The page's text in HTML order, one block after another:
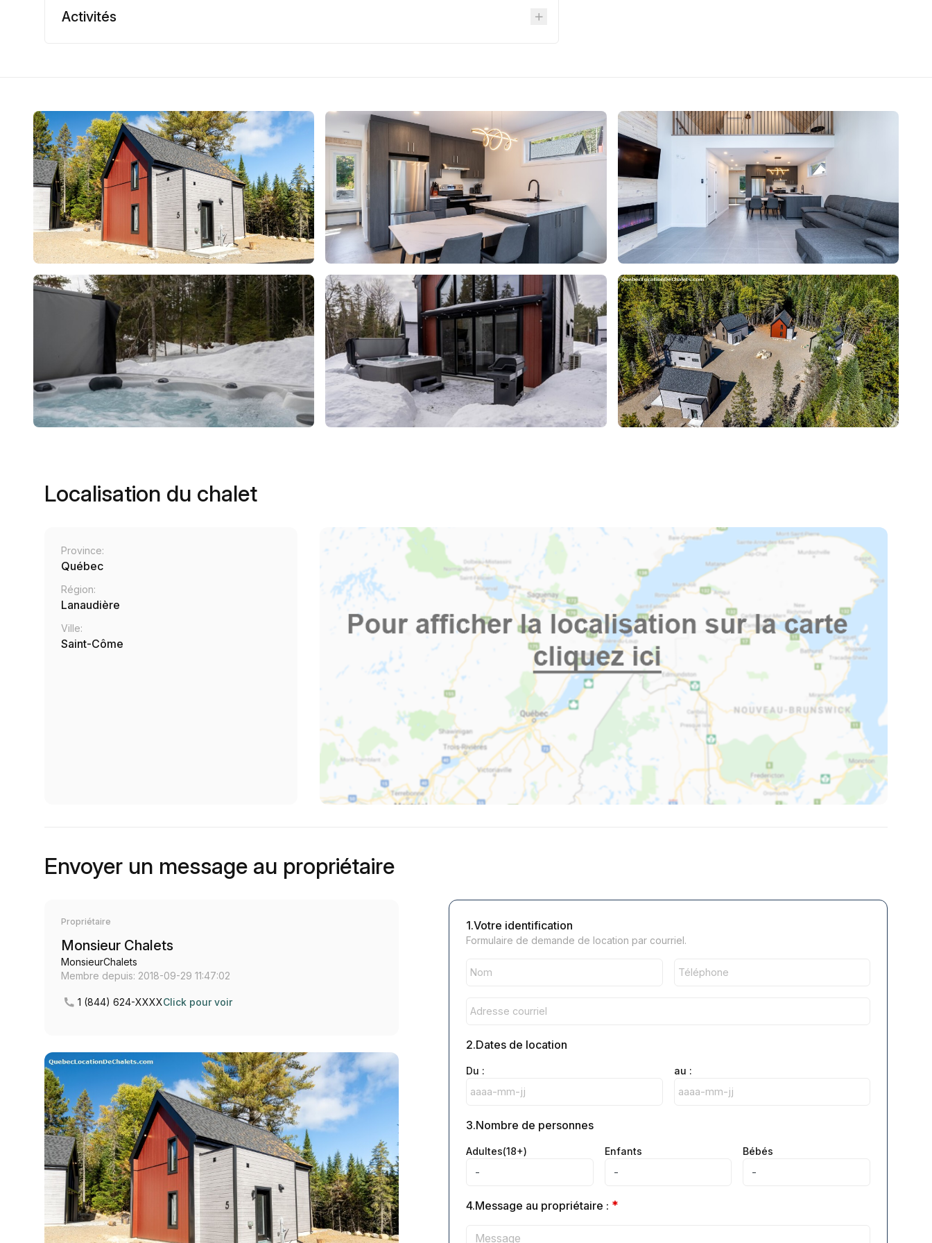
Activités
Localisation du chalet
Province:
Québec
Région:
Lanaudière
Ville:
Saint-Côme
Envoyer un message au propriétaire
Propriétaire
Monsieur Chalets
MonsieurChalets
Membre depuis: 2018-09-29 11:47:02
1 (844) 624-XXXXClick pour voir
Formulaire de demande de location par courriel.
1.Votre identification
2.Dates de location
Du : au :
3.Nombre de personnes
Adultes(18+) Enfants Bébés
4.Message au propriétaire : *